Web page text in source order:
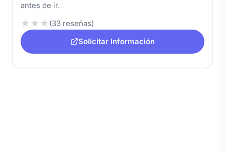
antes de ir.
★ ★ ★ (33 reseñas)
Solicitar Información